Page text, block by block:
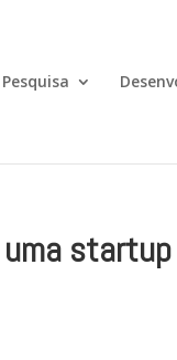
Pesquisa
startup